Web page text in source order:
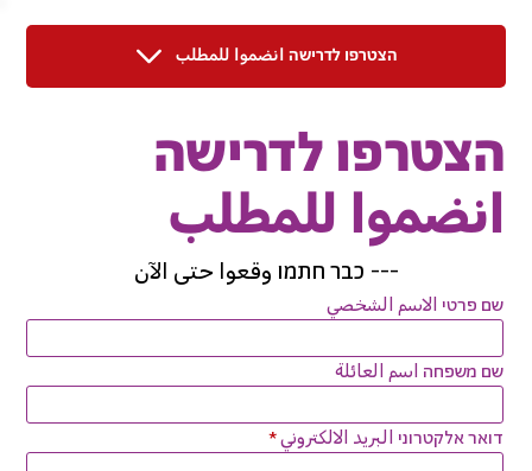
הצטרפו לדרישה انضموا للمطلب
הצטרפו לדרישה
انضموا للمطلب
שם פרטי الاسم الشخصي
שם משפחה اسم العائلة
דואר אלקטרוני البريد الالكتروني
--- כבר חתמו وقعوا حتى الآن